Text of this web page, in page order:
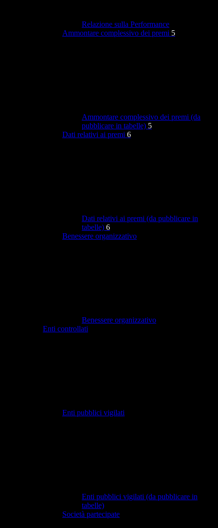
Relazione sulla Performance
Ammontare complessivo dei premi 5
Ammontare complessivo dei premi (da
pubblicare in tabelle) 5
Dati relativi ai premi 6
Dati relativi ai premi (da pubblicare in
tabelle) 6
Benessere organizzativo
Benessere organizzativo
Enti controllati
Enti pubblici vigilati
Enti pubblici vigilati (da pubblicare in
tabelle)
Società partecipate